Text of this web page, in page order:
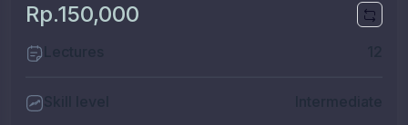
Rp.150,000